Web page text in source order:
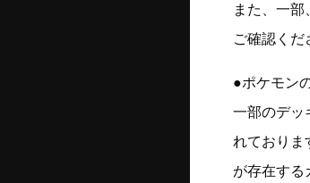
また、一
ご確認くだ
●ポケモン
一部のデッ
れておりま
が存在する